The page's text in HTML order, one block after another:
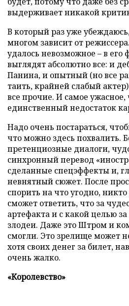
выдерживает никакой
В который раз уже
многом зависит от
удалось невозможное – в
выглядят абсолютно все: и
Панина, и опытный (но все
таить, крайней слабый
все прочие. И самое ужасное,
единственный недостаток
Надо очень постараться,
что можно здесь похвалить.
претенциозные диалоги,
синхронный перевод
сделанные спецэффекты и,
невнятный сюжет. После
спорить на что угодно,
сможет ответить, что за
артефакта и с какой целью
злодеи. Даже это Штром и
смогли. Это зрелище может
хотя своих денег за билет,
очень жалко.
«Королевство»